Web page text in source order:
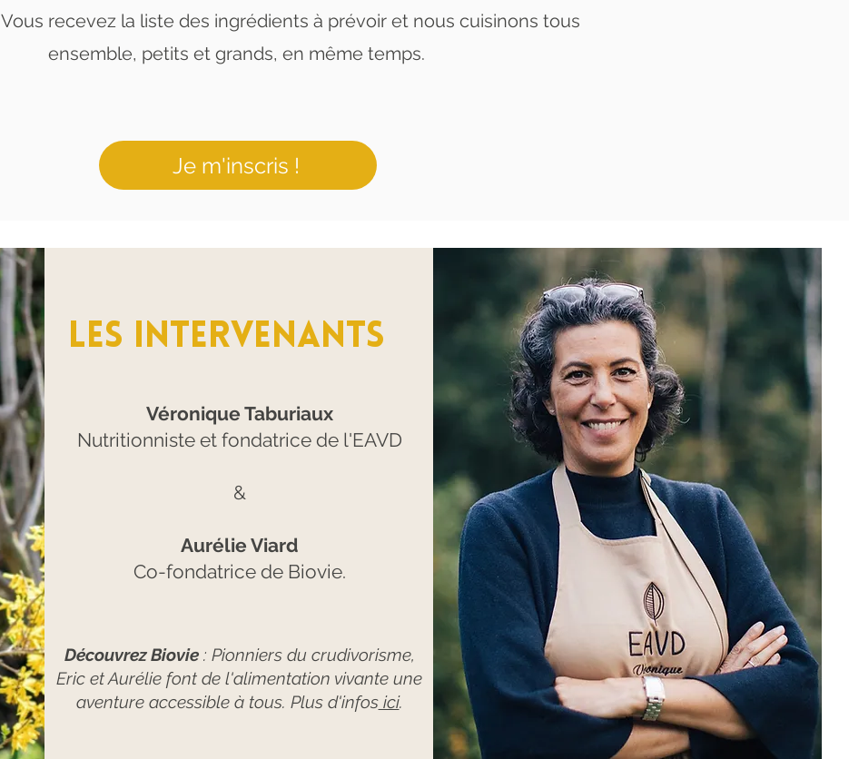
Vous recevez la liste des ingrédients à prévoir et nous cuisinons tous
ensemble, petits et grands, en même temps.
Je m'inscris !
les intervenants
Véronique Taburiaux
Nutritionniste et fondatrice de l'EAVD
&
Aurélie Viard
Co-fondatrice de Biovie.
Découvrez Biovie: Pionniers du crudivorisme,
Eric et Aurélie font de l'alimentation vivante une
aventure accessible à tous. Plus d'infosici.